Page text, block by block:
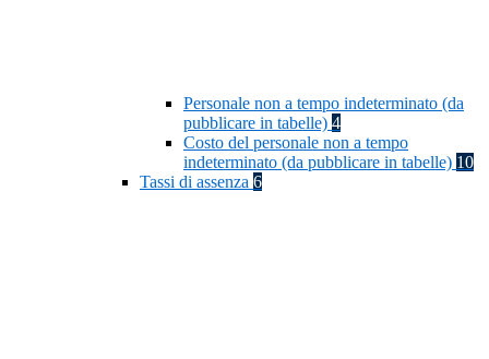
Personale non a tempo indeterminato (da
pubblicare in tabelle) 4
Costo del personale non a tempo
indeterminato (da pubblicare in tabelle) 10
Tassi di assenza 6